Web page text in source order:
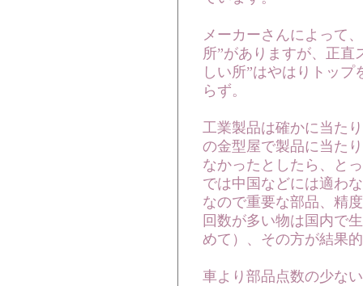
メーカーさんによって
所”がありますが、正直
しい所”はやはりトッ
らず。
工業製品は確かに当た
の金型屋で製品に当た
なかったとしたら、と
では中国などには適わ
なので重要な部品、精
回数が多い物は国内で
めて）、その方が結果
車より部品点数の少な